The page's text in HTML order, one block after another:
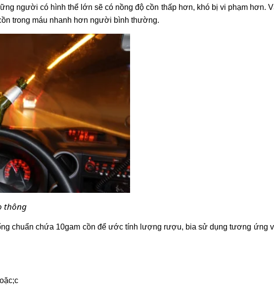
người có hình thể lớn sẽ có nồng độ cồn thấp hơn, khó bị vi phạm hơn.
trong máu nhanh hơn người bình thường.
thông
chuẩn chứa 10gam cồn để ước tính lượng rượu, bia sử dụng tương ứng